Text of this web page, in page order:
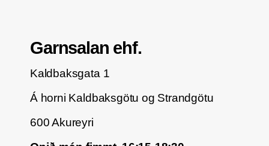
Garnsalan ehf.
Kaldbaksgata 1
Á horni Kaldbaksgötu og Strandgötu
600 Akureyri